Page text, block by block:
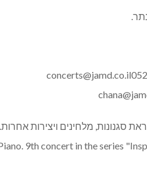
סגנונות, מלחינים ויצירות אחרות.
9th concert in the series